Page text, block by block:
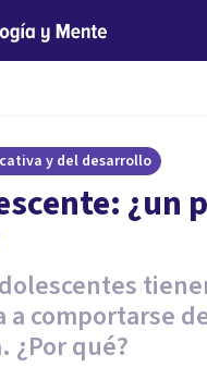
y del desarrollo
¿un
a comportarse
¿Por qué?